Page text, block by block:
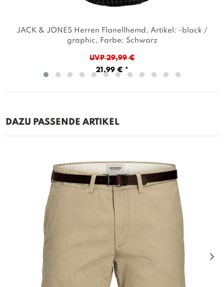
JACK & JONES Herren Flanellhemd , Artikel: -black /
graphic, Farbe: Schwarz
UVP 29,99 €
21,99 € *
DAZU PASSENDE ARTIKEL